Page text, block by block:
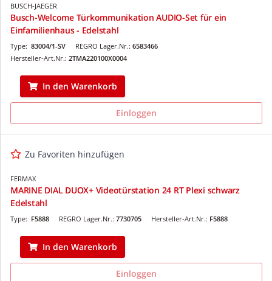
BUSCH-JAEGER
Busch-Welcome Türkommunikation AUDIO-Set für ein
Einfamilienhaus - Edelstahl
REGRO Lager.Nr.: 6583466
Type: 83004/1-SV
Hersteller-Art.Nr.: 2TMA220100X0004
In den Warenkorb
Einloggen
Zu Favoriten hinzufügen
FERMAX
MARINE DIAL DUOX+ Videotürstation 24 RT Plexi schwarz
Edelstahl
REGRO Lager.Nr.: 7730705
Type: F5888 Hersteller-Art.Nr.: F5888
In den Warenkorb
Einloggen